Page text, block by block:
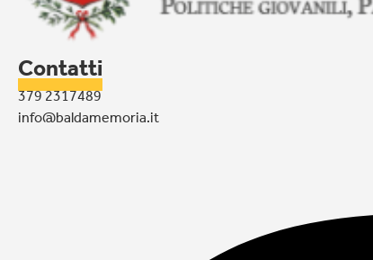
Contatti
379 2317489
info@baldamemoria.it